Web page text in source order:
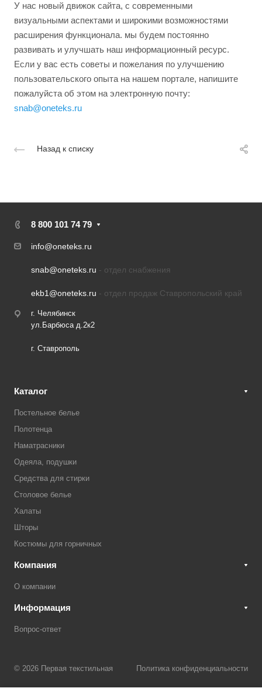
У нас новый движок сайта, с современными
визуальными аспектами и широкими возможностями
расширения функционала. мы будем постоянно
развивать и улучшать наш информационный ресурс.
Если у вас есть советы и пожелания по улучшению
пользовательского опыта на нашем портале, напишите
пожалуйста об этом на электронную почту:
snab@oneteks.ru
Назад к списку
8 800 101 74 79
info@oneteks.ru
snab@oneteks.ru - отдел снабжения
ekb1@oneteks.ru - отдел продаж Ставропольский край
г. Челябинск
ул.Барбюса д.2к2
г. Ставрополь
Каталог
Постельное белье
Полотенца
Наматрасники
Одеяла, подушки
Средства для стирки
Столовое белье
Халаты
Шторы
Костюмы для горничных
Компания
О компании
Информация
Вопрос-ответ
© 2026 Первая текстильная Политика конфиденциальности